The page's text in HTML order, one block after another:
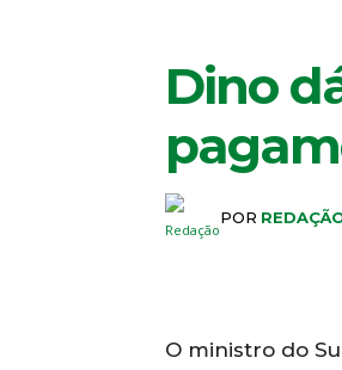
Dino
POR
O ministro do